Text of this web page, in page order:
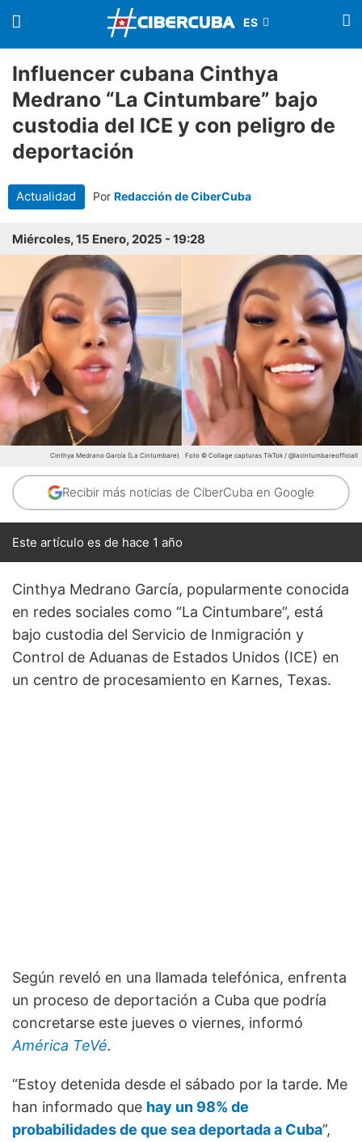
Influencer cubana Cinthya
Medrano “La Cintumbare” bajo
custodia del ICE y con peligro de
deportación
Actualidad Por Redacción de CiberCuba
Miércoles, 15 Enero, 2025 - 19:28
Cinthya Medrano García (La Cintumbare) Foto © Collage capturas TikTok / @lacintumbareofficiall
Recibir más noticias de CiberCuba en Google
Este artículo es de hace 1 año
Cinthya Medrano García, popularmente conocida
en redes sociales como “La Cintumbare”, está
bajo custodia del Servicio de Inmigración y
Control de Aduanas de Estados Unidos (ICE) en
un centro de procesamiento en Karnes, Texas.
Según reveló en una llamada telefónica, enfrenta
un proceso de deportación a Cuba que podría
concretarse este jueves o viernes, informó
América TeVé.
“Estoy detenida desde el sábado por la tarde. Me
han informado que hay un 98% de
probabilidades de que sea deportada a Cuba”,